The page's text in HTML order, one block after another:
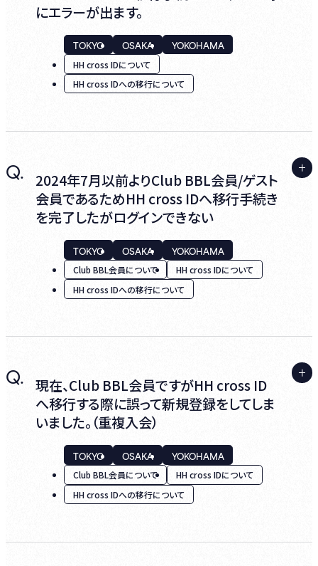
きを完了されておられます。
移行されたHH cross IDとパスワードで再度
ログインをお願いいたします。
にエラーが出ます。
TOKYO OSAKA YOKOHAMA
HH cross IDについて
HH cross IDへの移行について
ご利用のブラウザを変更いただいたり、キャッ
シュクリアをお試しいただくことで解決できる
場合がございます。
また、当店の推奨環境は。こちらからご確認い
ただけます
Q.
2024年7月以前よりClub BBL会員/ゲスト
会員であるためHH cross IDへ移行手続き
を完了したがログインできない
TOKYO OSAKA YOKOHAMA
Club BBL会員について
HH cross IDについて
HH cross IDへの移行について
HH cross IDとパスワードを入力し、ログイン
操作を行った際、
(1) 既にゲスト会員、Club BBL会員の方
(2) 初めてビルボードライブを利用される方
という画面が表示される場合は、HH cross ID
への移行手続きが完了しておりません。
Q.
現在、Club BBL会員ですがHH cross ID
へ移行する際に誤って新規登録をしてしま
いました。（重複入会）
TOKYO OSAKA YOKOHAMA
Club BBL会員について
HH cross IDについて
HH cross IDへの移行について